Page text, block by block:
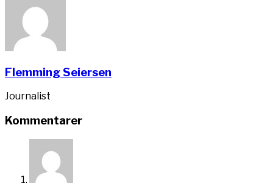
Flemming Seiersen
Journalist
Kommentarer